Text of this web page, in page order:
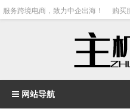
服务跨境电商，致力中企出海！ 购买
网站导航